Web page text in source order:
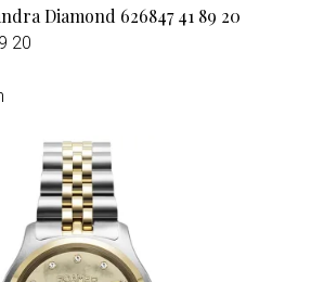
Diamond 626847 41 89 20
20